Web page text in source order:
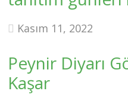
Kasım 11, 2022
Peynir Diyarı
Kaşar